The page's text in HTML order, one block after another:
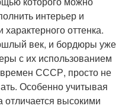
интерьер и
оттенка.
век, и бордюры уже
с их использованием
СССР, просто не
Особенно учитывая
высокими